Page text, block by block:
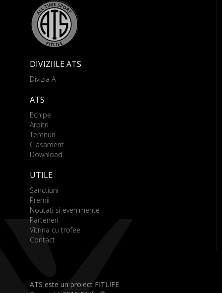
DIVIZIILE ATS
Divizia A
ATS
Echipe
Arbitri
Terenuri
Clasament
Download
UTILE
Sanctiuni
Premii
Noutati si evenimente
Parteneri
Vitrina cu trofee
Contact
ATS este un proiect FITLIFE